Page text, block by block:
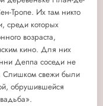
Тропе. Их там никто
среди которых
возраста,
кино. Для них
Деппа соседи не
Слишком свежи были
обрушившейся